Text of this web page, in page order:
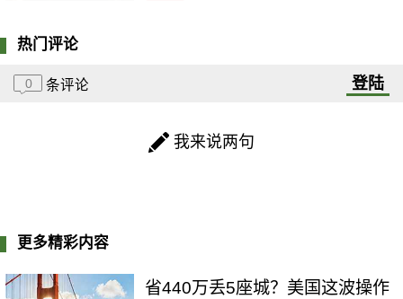
热门评论
0 条评论 登陆
我来说两句
更多精彩内容
省440万丢5座城？美国这波操作